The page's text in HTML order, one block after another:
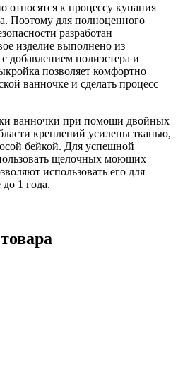
относятся к процессу купания
Поэтому для полноценного
разработан
изделие выполнено из
добавлением полиэстера и
позволяет комфортно
ванночке и сделать процесс
ванночки при помощи двойных
креплений усилены тканью,
бейкой. Для успешной
щелочных моющих
использовать его для
до 1 года.